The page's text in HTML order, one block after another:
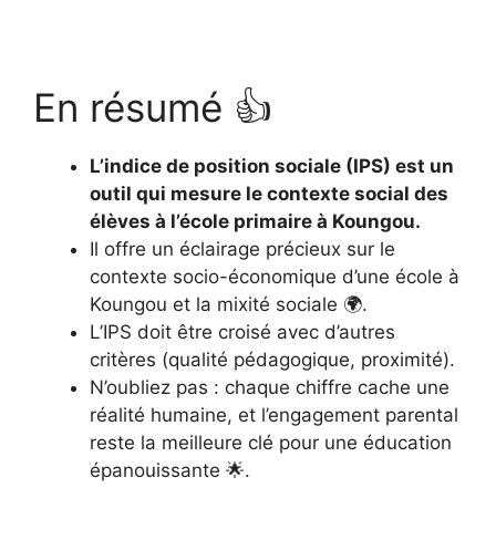
En résumé 👍
L’indice de position sociale (IPS) est un
outil qui mesure le contexte social des
élèves à l’école primaire à Koungou.
Il offre un éclairage précieux sur le
contexte socio-économique d’une école à
Koungou et la mixité sociale 🌍.
L’IPS doit être croisé avec d’autres
critères (qualité pédagogique, proximité).
N’oubliez pas : chaque chiffre cache une
réalité humaine, et l’engagement parental
reste la meilleure clé pour une éducation
épanouissante 🌟.